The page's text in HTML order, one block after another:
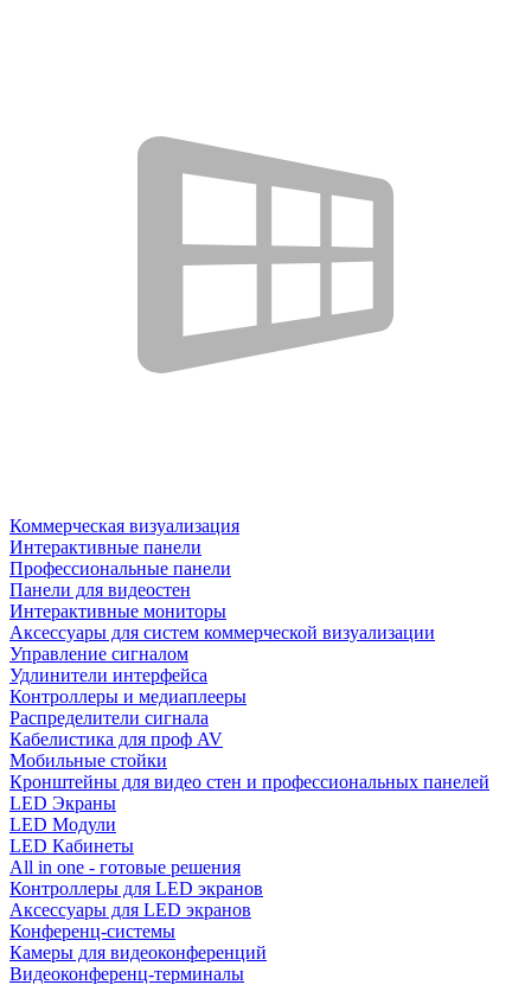
Коммерческая визуализация
Интерактивные панели
Профессиональные панели
Панели для видеостен
Интерактивные мониторы
Аксессуары для систем коммерческой визуализации
Управление сигналом
Удлинители интерфейса
Контроллеры и медиаплееры
Распределители сигнала
Кабелистика для проф AV
Мобильные стойки
Кронштейны для видео стен и профессиональных панелей
LED Экраны
LED Модули
LED Кабинеты
All in one - готовые решения
Контроллеры для LED экранов
Аксессуары для LED экранов
Конференц-системы
Камеры для видеоконференций
Видеоконференц-терминалы